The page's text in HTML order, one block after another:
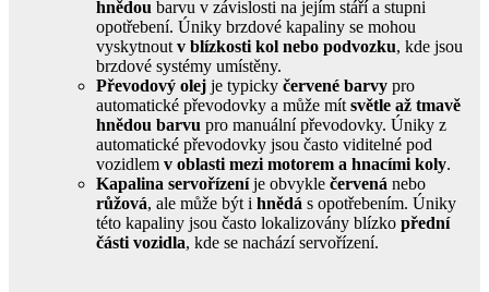
hnědou barvu v závislosti na jejím stáří a stupni
opotřebení. Úniky brzdové kapaliny se mohou
vyskytnout v blízkosti kol nebo podvozku, kde jsou
brzdové systémy umístěny.
Převodový olej je typicky červené barvy pro
automatické převodovky a může mít světle až tmavě
hnědou barvu pro manuální převodovky. Úniky z
automatické převodovky jsou často viditelné pod
vozidlem v oblasti mezi motorem a hnacími koly.
Kapalina servořízeníje obvykle červená nebo
růžová, ale může být i hnědá s opotřebením. Úniky
této kapaliny jsou často lokalizovány blízko přední
části vozidla, kde se nachází servořízení.